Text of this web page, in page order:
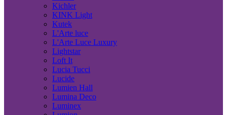
Kichler
KINK Light
Kutek
L'Arte luce
L'Arte Luce Luxury
Lightstar
Loft It
Lucia Tucci
Lucide
Lumien Hall
Lumina Deco
Luminex